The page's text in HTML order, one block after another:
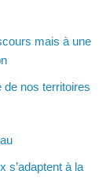
mais à une
de nos territoires
s’adaptent à la